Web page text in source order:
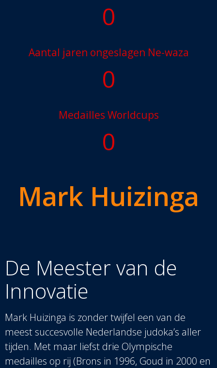
0
Aantal jaren ongeslagen Ne-waza
0
Medailles Worldcups
0
Mark Huizinga
De Meester van de
Innovatie
Mark Huizinga is zonder twijfel een van de
meest succesvolle Nederlandse judoka’s aller
tijden. Met maar liefst drie Olympische
medailles op rij (Brons in 1996, Goud in 2000 en